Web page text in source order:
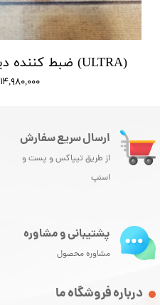
۱۴,۹۸۰,۰۰۰ تومان
ارسال سریع سفارش
از طریق تیپاکس و پست و
اسنپ
درباره فروشگاه ما
پشتیبانی و مشاوره
مشاوره محصول